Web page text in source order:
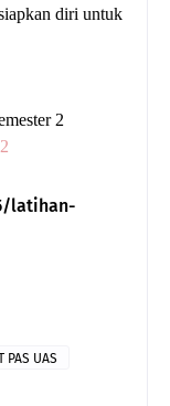
diri untuk
2
latihan-
PAS UAS